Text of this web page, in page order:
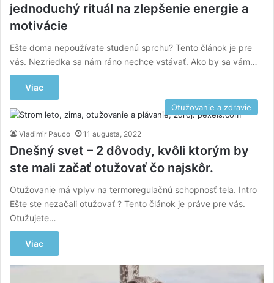
jednoduchý rituál na zlepšenie energie a
motivácie
Ešte doma nepoužívate studenú sprchu? Tento článok je pre
vás. Nezriedka sa nám ráno nechce vstávať. Ako by sa vám…
Viac
Otužovanie a zdravie
Vladimir Pauco 11 augusta, 2022
Dnešný svet – 2 dôvody, kvôli ktorým by
ste mali začať otužovať čo najskôr.
Otužovanie má vplyv na termoregulačnú schopnosť tela. Intro
Ešte ste nezačali otužovať ? Tento článok je práve pre vás.
Otužujete…
Viac